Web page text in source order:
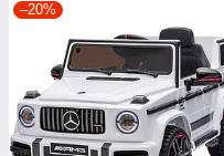
–20%